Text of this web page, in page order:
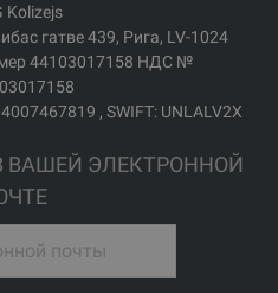
Kolizejs
гатве 439, Рига, LV-1024
44103017158 НДС №
, SWIFT: UNLALV2X
ВАШЕЙ ЭЛЕКТРОННОЙ